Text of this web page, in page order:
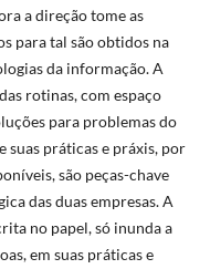
a direção tome as
para tal são obtidos na
da informação. A
rotinas, com espaço
para problemas do
suas práticas e práxis, por
são peças-chave
das duas empresas. A
no papel, só inunda a
em suas práticas e